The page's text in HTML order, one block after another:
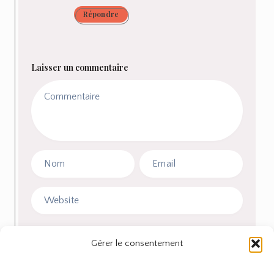
Gérer le consentement
Répondre
Laisser un commentaire